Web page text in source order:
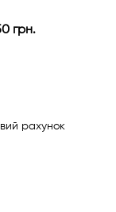
грн.
рахунок